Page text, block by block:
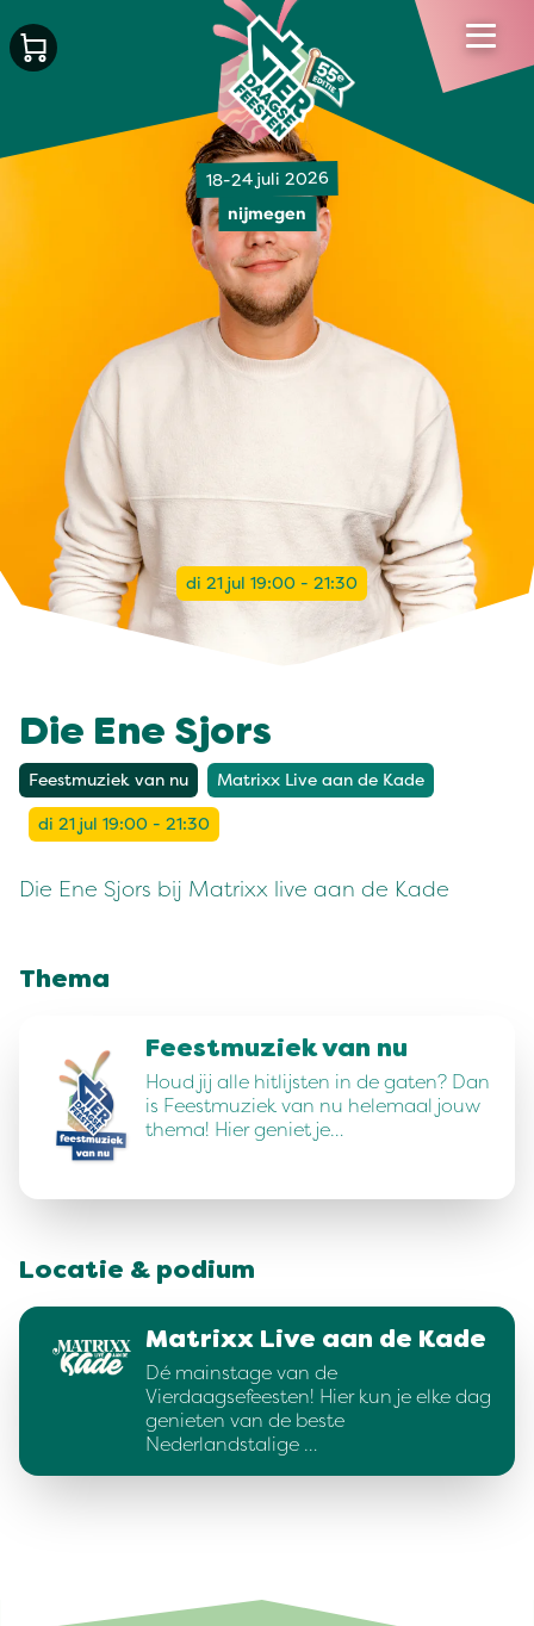
18-24 juli 2026
nijmegen
di 21 jul 19:00 - 21:30
Die Ene Sjors
Feestmuziek van nu Matrixx Live aan de Kade
di 21 jul 19:00 - 21:30
Die Ene Sjors bij Matrixx live aan de Kade
Thema
Feestmuziek van nu
Houd jij alle hitlijsten in de gaten? Dan
is Feestmuziek van nu helemaal jouw
thema! Hier geniet je…
Locatie & podium
Matrixx Live aan de Kade
Dé mainstage van de
Vierdaagsefeesten! Hier kun je elke dag
genieten van de beste
Nederlandstalige …